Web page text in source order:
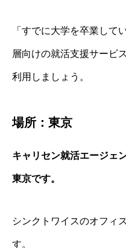
「すでに大学を卒業して
層向けの就活支援サービ
利用しましょう。
場所：東京
キャリセン就活エージェ
東京です。
シンクトワイスのオフィ
す。